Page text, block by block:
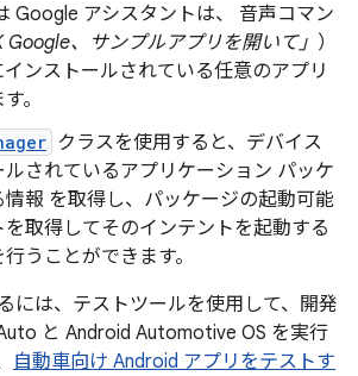
Google アシスタントは、 音声コマン
Google、サンプルアプリを開いて」 ）
ンストールされている任意のアプリ
。
クラスを使用すると、デバイス
ルされているアプリケーション パッケ
情報 を取得し、パッケージの起動可能
取得してそのインテントを起動する
うことができます。
には、テストツールを使用して、開発
と Android Automotive OS を実行
自動車向け Android アプリをテストす